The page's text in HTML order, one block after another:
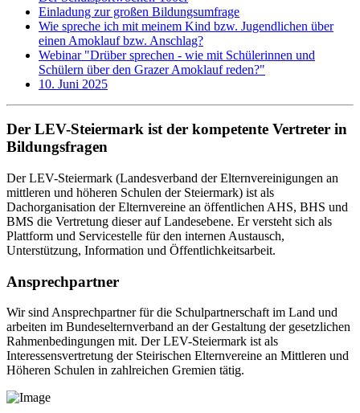
Einladung zur großen Bildungsumfrage
Wie spreche ich mit meinem Kind bzw. Jugendlichen über
einen Amoklauf bzw. Anschlag?
Webinar "Drüber sprechen - wie mit Schülerinnen und
Schülern über den Grazer Amoklauf reden?"
10. Juni 2025
Der LEV-Steiermark ist der kompetente Vertreter in
Bildungsfragen
Der LEV-Steiermark (Landesverband der Elternvereinigungen an
mittleren und höheren Schulen der Steiermark) ist als
Dachorganisation der Elternvereine an öffentlichen AHS, BHS und
BMS die Vertretung dieser auf Landesebene. Er versteht sich als
Plattform und Servicestelle für den internen Austausch,
Unterstützung, Information und Öffentlichkeitsarbeit.
Ansprechpartner
Wir sind Ansprechpartner für die Schulpartnerschaft im Land und
arbeiten im Bundeselternverband an der Gestaltung der gesetzlichen
Rahmenbedingungen mit. Der LEV-Steiermark ist als
Interessensvertretung der Steirischen Elternvereine an Mittleren und
Höheren Schulen in zahlreichen Gremien tätig.